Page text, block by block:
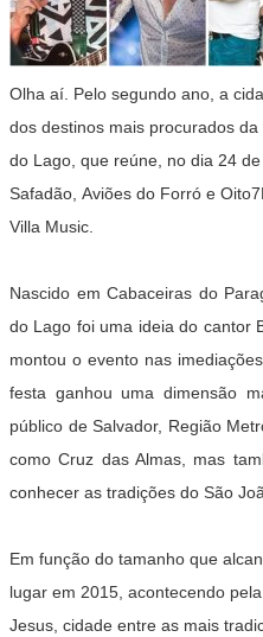
Olha aí. Pelo segundo ano, a
dos destinos mais procurados
do Lago, que reúne, no dia 24
Safadão, Aviões do Forró e
Villa Music.
Nascido em Cabaceiras do
do Lago foi uma ideia do cantor
montou o evento nas
festa ganhou uma dimensão
público de Salvador, Região
como Cruz das Almas, mas
conhecer as tradições do São
Em função do tamanho que
lugar em 2015, acontecendo
Jesus, cidade entre as mais